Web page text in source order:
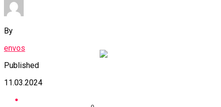
By
envos
Published
11.03.2024